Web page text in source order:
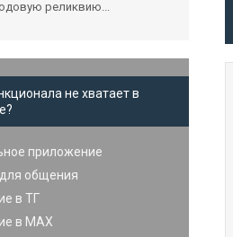
реликвию...
не хватает в
приложение
общения
в ТГ
в MAX